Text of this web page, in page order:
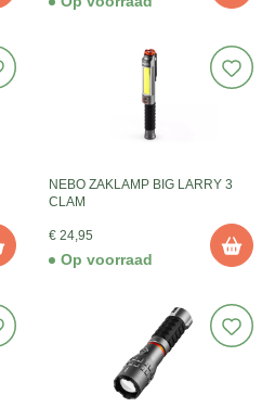
NEBO ZAKLAMP BIG LARRY 3
CLAM
€ 24,95
Op voorraad